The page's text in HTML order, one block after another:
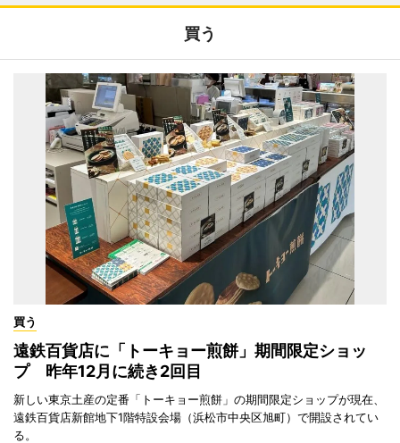
買う
買う
遠鉄百貨店に「トーキョー煎餅」期間限定ショッ
プ 昨年12月に続き2回目
新しい東京土産の定番「トーキョー煎餅」の期間限定ショップが現在、
遠鉄百貨店新館地下1階特設会場（浜松市中央区旭町）で開設されてい
る。